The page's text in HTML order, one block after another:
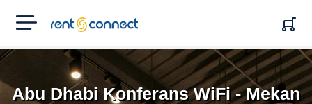
RENT'N
CONNECT
Abu Dhabi Konferans WiFi - Mekan